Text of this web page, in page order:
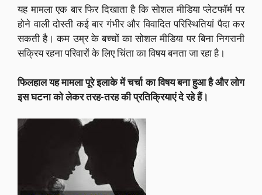
यह मामला एक बार फिर दिखाता है कि सोशल मीडिया प्लेटफॉर्म पर
होने वाली दोस्ती कई बार गंभीर और विवादित परिस्थितियां पैदा कर
सकती है। कम उम्र के बच्चों का सोशल मीडिया पर बिना निगरानी
सक्रिय रहना परिवारों के लिए चिंता का विषय बनता जा रहा है।
फिलहाल यह मामला पूरे इलाके में चर्चा का विषय बना हुआ है और लोग
इस घटना को लेकर तरह-तरह की प्रतिक्रियाएं दे रहे हैं।